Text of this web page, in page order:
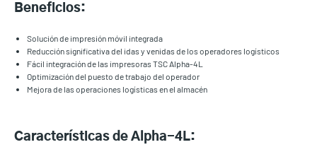
Beneficios:
Solución de impresión móvil integrada
Reducción significativa del idas y venidas de los operadores logísticos
Fácil integración de las impresoras TSC Alpha-4L
Optimización del puesto de trabajo del operador
Mejora de las operaciones logísticas en el almacén
Características de Alpha-4L: